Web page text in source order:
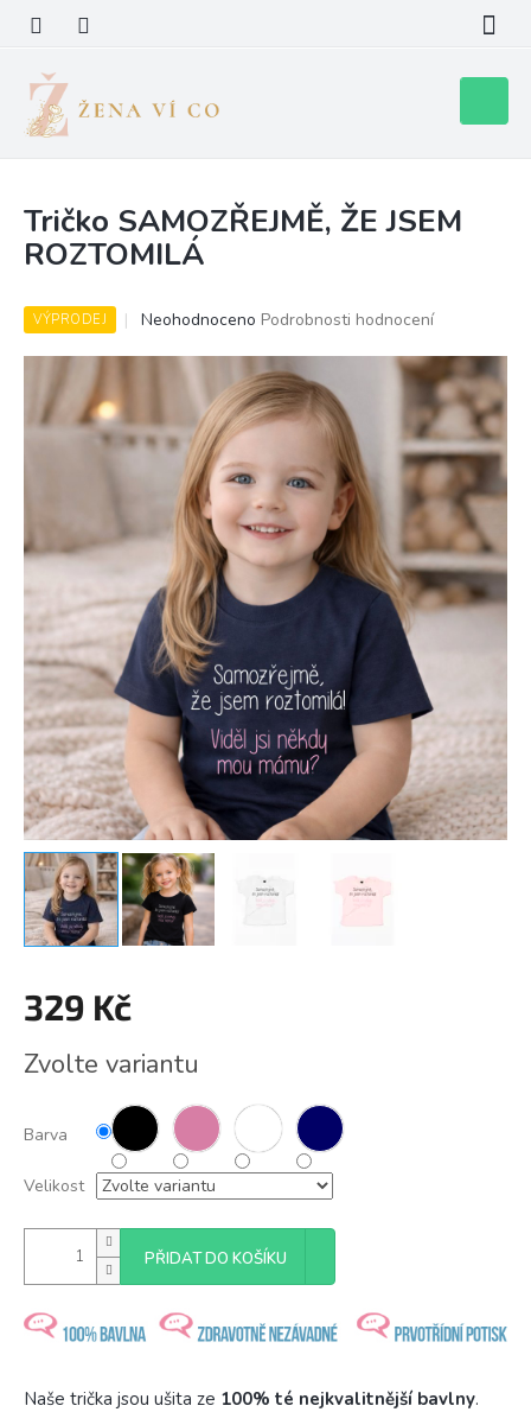
obsah
košík
Tričko SAMOZŘEJMĚ, ŽE JSEM
ROZTOMILÁ
VÝPRODEJ
Průměrné
produktu
z
5
hvězdiček.
Neohodnoceno Podrobnosti hodnocení
329 Kč
cena:
Zvolte variantu
Barva
Velikost
PŘIDAT DO KOŠÍKU
Naše trička jsou ušita ze 100% té nejkvalitnější bavlny.